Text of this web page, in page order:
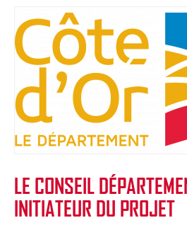
LE CONSEIL
INITIATEUR DU PROJET